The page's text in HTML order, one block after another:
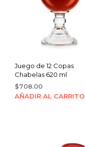
Juego de 12 Copas
Chabelas 620 ml
$708.00
AÑADIR AL CARRITO